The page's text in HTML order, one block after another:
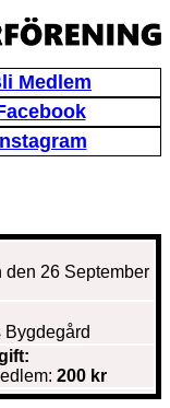
Medlem
den 26 September
Bygdegård
200 kr